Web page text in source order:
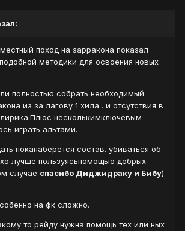
поход на зарракона показал
методики для освоения новых
полностью собрать необходимый
из за лагову 1 хила . и отсутствия в
несколькимключевым
играть альтами.
поканаберется состав. убиваться об
лучше пользуясьпомощью добрых
случае спасибо Диджидраку и Бибу)
на фк сложно.
то рейду нужна помощь тех или ных